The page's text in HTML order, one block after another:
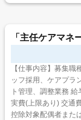
「主任ケアマ
【仕事内容】募集職種 主任ケ
ッフ採用、ケアプラ
ト管理、調整業務 給与・手当 <給与> 月給252,000円〜 <手当> 交通費支給:
実費(上限あり) 交通
控除対象配偶者また